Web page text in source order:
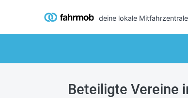
deine lokale Mitfahrzentrale
Beteiligte Vereine